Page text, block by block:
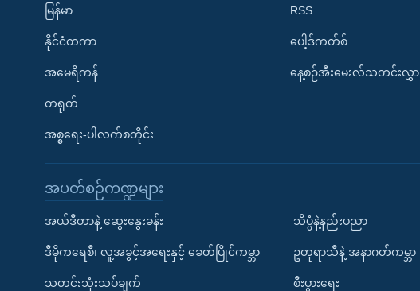
မြန်မာ
နိုင်ငံတကာ
အမေရိကန်
တရုတ်
အစ္စရေး-ပါလက်စတိုင်း
RSS
ပေါ့ဒ်ကတ်စ်
နေ့စဉ်အီးမေးလ်သတင်းလွှာ
အပတ်စဉ်ကဏ္ဍများ
အယ်ဒီတာနဲ့ ဆွေးနွေးခန်း
ဒီမိုကရေစီ၊ လူ့အခွင့်အရေးနှင့် ခေတ်ပြိုင်ကမ္ဘာ
သတင်းသုံးသပ်ချက်
သိပ္ပံနဲ့နည်းပညာ
ဥတုရာသီနဲ့ အနာဂတ်ကမ္ဘာ
စီးပွားရေး